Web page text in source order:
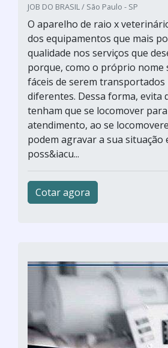
JOB DO BRASIL / São Paulo - SP
O aparelho de raio x
dos equipamentos que mais
qualidade nos serviços que
porque, como o próprio nome
fáceis de serem transportados
diferentes. Dessa forma, evita
tenham que se locomover
atendimento, ao se
podem agravar a sua situação
poss&iacu...
Cotar agora